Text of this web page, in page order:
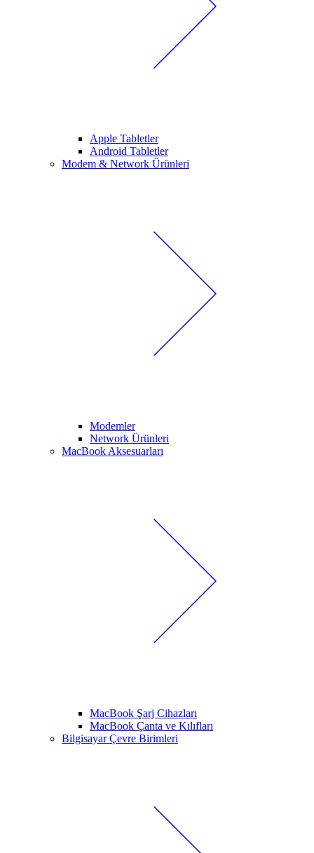
Apple Tabletler
Android Tabletler
Modem & Network Ürünleri
Modemler
Network Ürünleri
MacBook Aksesuarları
MacBook Şarj Cihazları
MacBook Çanta ve Kılıfları
Bilgisayar Çevre Birimleri